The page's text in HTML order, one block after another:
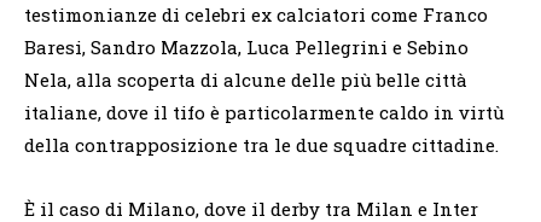
testimonianze di celebri ex calciatori come Franco
Baresi, Sandro Mazzola, Luca Pellegrini e Sebino
Nela, alla scoperta di alcune delle più belle città
italiane, dove il tifo è particolarmente caldo in virtù
della contrapposizione tra le due squadre cittadine.
È il caso di Milano, dove il derby tra Milan e Inter